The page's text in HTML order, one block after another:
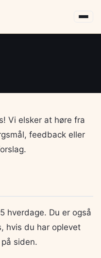
Vi elsker at høre fra
feedback eller
hverdage. Du er også
hvis du har oplevet
siden.